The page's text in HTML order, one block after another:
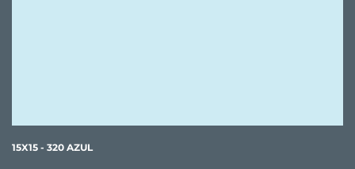
15X15 - 320 AZUL